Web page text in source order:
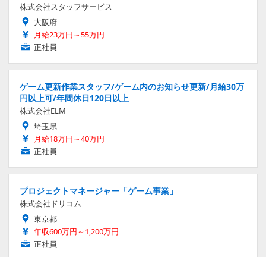
株式会社スタッフサービス
大阪府
月給23万円～55万円
正社員
ゲーム更新作業スタッフ/ゲーム内のお知らせ更新/月給30万
円以上可/年間休日120日以上
株式会社ELM
埼玉県
月給18万円～40万円
正社員
プロジェクトマネージャー「ゲーム事業」
株式会社ドリコム
東京都
年収600万円～1,200万円
正社員